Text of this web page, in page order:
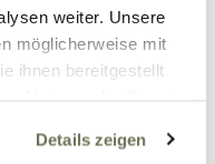
weiter. Unsere
möglicherweise mit
ihnen bereitgestellt
weiterhin nutzen.
Details zeigen